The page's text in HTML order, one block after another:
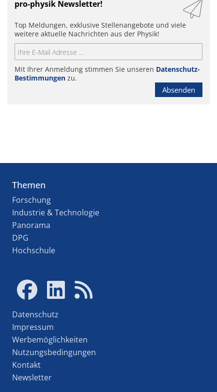
pro-physik Newsletter!
Top Meldungen, exklusive Stellenangebote und viele
weitere aktuelle Nachrichten aus der Physik!
Mit Ihrer Anmeldung stimmen Sie unseren Datenschutz-
Bestimmungen zu.
Absenden
Themen
Forschung
Industrie & Technologie
Panorama
DPG
Hochschule
Datenschutz
Impressum
Werbemöglichkeiten
Nutzungsbedingungen
Kontakt
Newsletter